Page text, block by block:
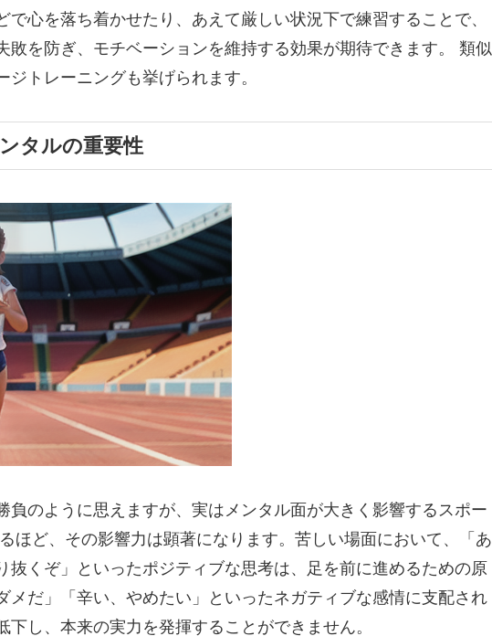
で心を落ち着かせたり、あえて厳しい状況下で練習することで、
敗を防ぎ、モチベーションを維持する効果が期待できます。 類似
トレーニングも挙げられます。
タルの重要性
負のように思えますが、実はメンタル面が大きく影響するスポー
ほど、その影響力は顕著になります。苦しい場面において、
「あ
抜くぞ」
といったポジティブな思考は、足を前に進めるための原
メだ」「辛い、やめたい」といったネガティブな感情に支配され
し、本来の実力を発揮することができません。